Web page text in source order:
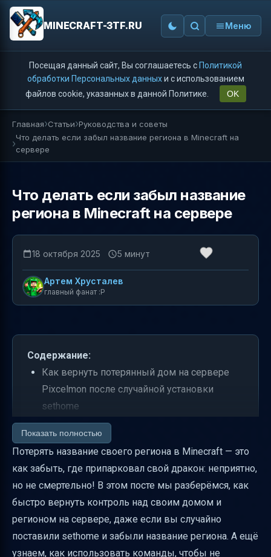
MINECRAFT-3TF.RU Меню
Посещая данный сайт, Вы соглашаетесь с Политикой
обработки Персональных данныхи с использованием
файлов cookie, указанных в данной Политике.
OK
Главная Статьи Руководства и советы
Что делать если забыл название региона в Minecraft на
сервере
Что делать если забыл название
региона в Minecraft на сервере
18 октября 2025 5 минут
Артем Хрусталев
главный фанат :P
Содержание:
Как вернуть потерянный дом на сервере
Pixcelmon после случайной установки
sethome
Как использовать /rg list и найти название
своего региона
Что означает команда /rg i "Название
региона" и как читать координаты
Что делать, если невозможно добраться до
региона самостоятельно
Какие данные нужно указать модератору
Показать полностью
Потерять название своего региона в Minecraft — это
как забыть, где припарковал свой дракон: неприятно,
но не смертельно! В этом посте мы разберёмся, как
быстро вернуть контроль над своим домом и
регионом на сервере, даже если вы случайно
поставили sethome и забыли название региона. А ещё
узнаем, как использовать команды, чтобы не